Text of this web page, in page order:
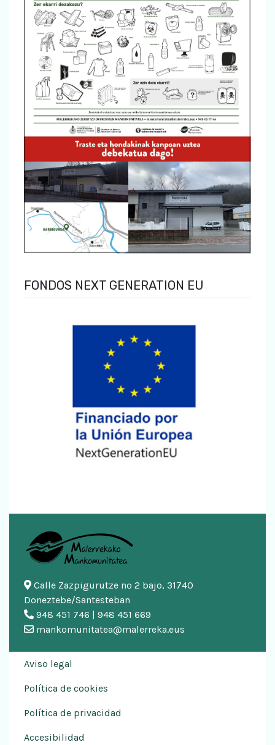
FONDOS NEXT GENERATION EU
Calle Zazpigurutze nº 2 bajo, 31740
Doneztebe/Santesteban
948 451 746 | 948 451 669
mankomunitatea@malerreka.eus
Aviso legal
Política de cookies
Política de privacidad
Accesibilidad